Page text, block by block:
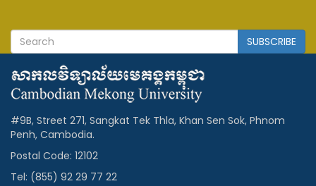
SUBSCRIBE
#9B, Street 271, Sangkat Tek Thla, Khan Sen Sok, Phnom
Penh, Cambodia.
Postal Code: 12102
Tel: (855) 92 29 77 22